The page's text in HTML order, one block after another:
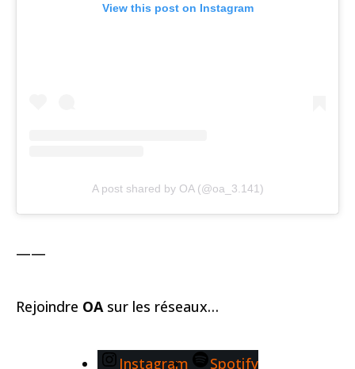
View this post on Instagram
A post shared by OA (@oa_3.141)
——
Rejoindre OA sur les réseaux…
Instagram Spotify